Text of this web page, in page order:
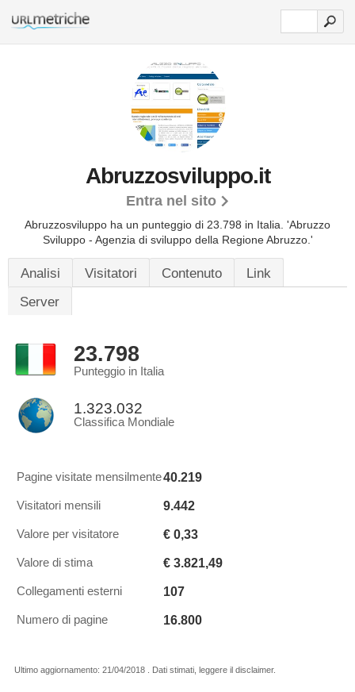
Abruzzosviluppo.it
Entra nel sito
Abruzzosviluppo ha un punteggio di 23.798 in Italia. 'Abruzzo
Sviluppo - Agenzia di sviluppo della Regione Abruzzo.'
Analisi Visitatori Contenuto
Link
Server
23.798
Punteggio in Italia
1.323.032
Classifica Mondiale
Pagine visitate mensilmente40.219
Visitatori mensili 9.442
Valore per visitatore € 0,33
Valore di stima € 3.821,49
Collegamenti esterni 107
Numero di pagine 16.800
Ultimo aggiornamento: 21/04/2018 . Dati stimati, leggere il disclaimer.